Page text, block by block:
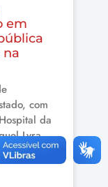
em
na
com
da
Lyra